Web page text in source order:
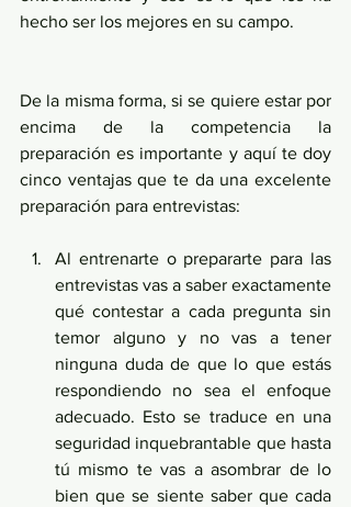
hecho ser los mejores en su campo.
De la misma forma, si se quiere estar por
encima de la competencia la
preparación es importante y aquí te doy
cinco ventajas que te da una excelente
preparación para entrevistas:
Al entrenarte o prepararte para las
entrevistas vas a saber exactamente
qué contestar a cada pregunta sin
temor alguno y no vas a tener
ninguna duda de que lo que estás
respondiendo no sea el enfoque
adecuado. Esto se traduce en una
seguridad inquebrantable que hasta
tú mismo te vas a asombrar de lo
bien que se siente saber que cada